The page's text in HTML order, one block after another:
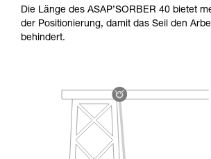
ziehen. Um diese
verstehen zu können, müssen
der Gebrauchsanweisung
Training voraus. Prüfen Sie
einem Profi, ob Sie in der Lage
Vorgang alleine sicher zu
Sie ihn eigenständig durchführen.
Wir geben Beispiele für die mit
Die Länge des ASAP’SORBER 40 bietet
der Positionierung, damit das Seil den
behindert.